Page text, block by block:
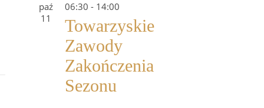
paź
11
06:30 - 14:00
Towarzyskie
Zawody
Zakończenia
Sezonu